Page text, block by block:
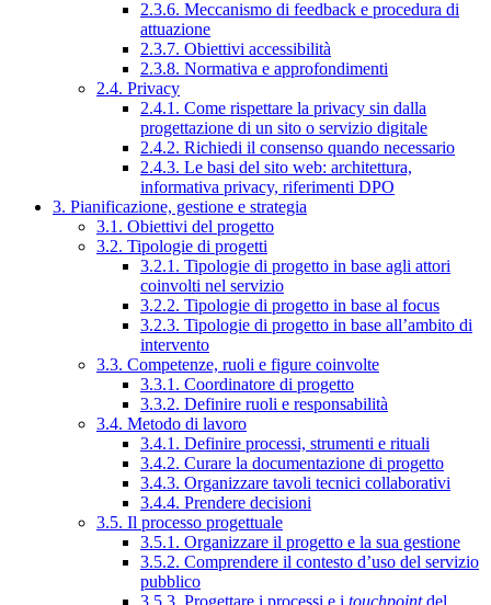
2.3.6. Meccanismo di feedback e procedura di
attuazione
2.3.7. Obiettivi accessibilità
2.3.8. Normativa e approfondimenti
2.4. Privacy
2.4.1. Come rispettare la privacy sin dalla
progettazione di un sito o servizio digitale
2.4.2. Richiedi il consenso quando necessario
2.4.3. Le basi del sito web: architettura,
informativa privacy, riferimenti DPO
3. Pianificazione, gestione e strategia
3.1. Obiettivi del progetto
3.2. Tipologie di progetti
3.2.1. Tipologie di progetto in base agli attori
coinvolti nel servizio
3.2.2. Tipologie di progetto in base al focus
3.2.3. Tipologie di progetto in base all’ambito di
intervento
3.3. Competenze, ruoli e figure coinvolte
3.3.1. Coordinatore di progetto
3.3.2. Definire ruoli e responsabilità
3.4. Metodo di lavoro
3.4.1. Definire processi, strumenti e rituali
3.4.2. Curare la documentazione di progetto
3.4.3. Organizzare tavoli tecnici collaborativi
3.4.4. Prendere decisioni
3.5. Il processo progettuale
3.5.1. Organizzare il progetto e la sua gestione
3.5.2. Comprendere il contesto d’uso del servizio
pubblico
3.5.3. Progettare i processi e i touchpointdel